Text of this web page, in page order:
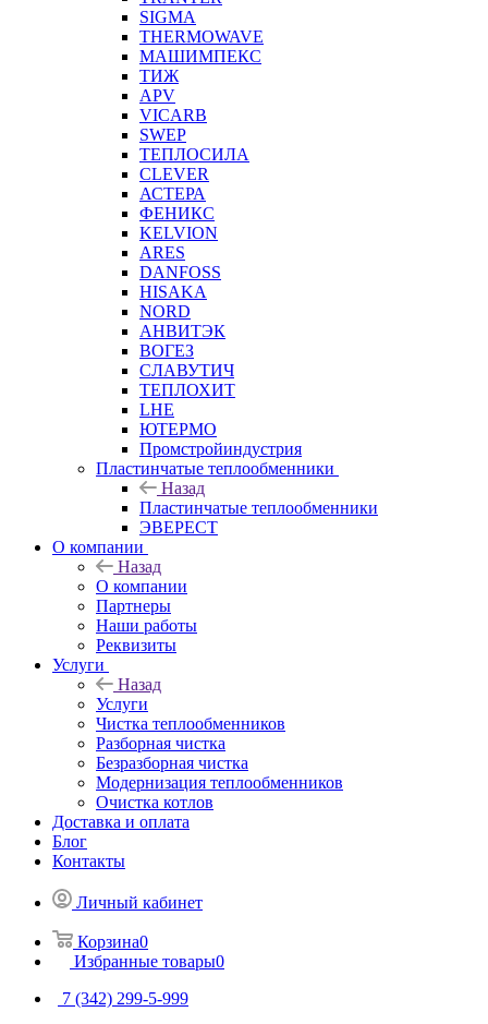
SIGMA
THERMOWAVE
МАШИМПЕКС
ТИЖ
APV
VICARB
SWEP
ТЕПЛОСИЛА
CLEVER
АСТЕРА
ФЕНИКС
KELVION
ARES
DANFOSS
HISAKA
NORD
АНВИТЭК
ВОГЕЗ
СЛАВУТИЧ
ТЕПЛОХИТ
LHE
ЮТЕРМО
Промстройиндустрия
Пластинчатые теплообменники
Назад
Пластинчатые теплообменники
ЭВЕРЕСТ
О компании
Назад
О компании
Партнеры
Наши работы
Реквизиты
Услуги
Назад
Услуги
Чистка теплообменников
Разборная чистка
Безразборная чистка
Модернизация теплообменников
Очистка котлов
Доставка и оплата
Блог
Контакты
Личный кабинет
Корзина0
Избранные товары0
7 (342) 299-5-999